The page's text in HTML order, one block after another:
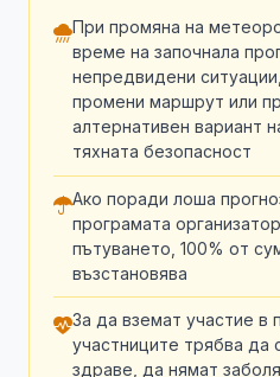
При промяна на
време на започнала
непредвидени
промени маршрут или
алтернативен вариант
тяхната безопасност
Ако поради лоша
програмата
пътуването, 100% от
възстановява
За да вземат участие в
участниците трябва да
здраве, да нямат